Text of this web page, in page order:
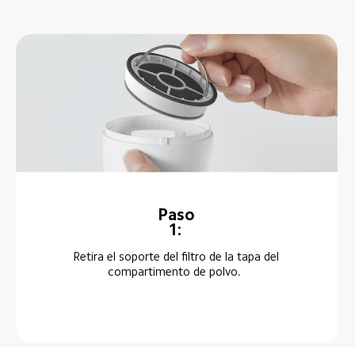
Paso
1:
Retira el soporte del filtro de la tapa del
compartimento de polvo.